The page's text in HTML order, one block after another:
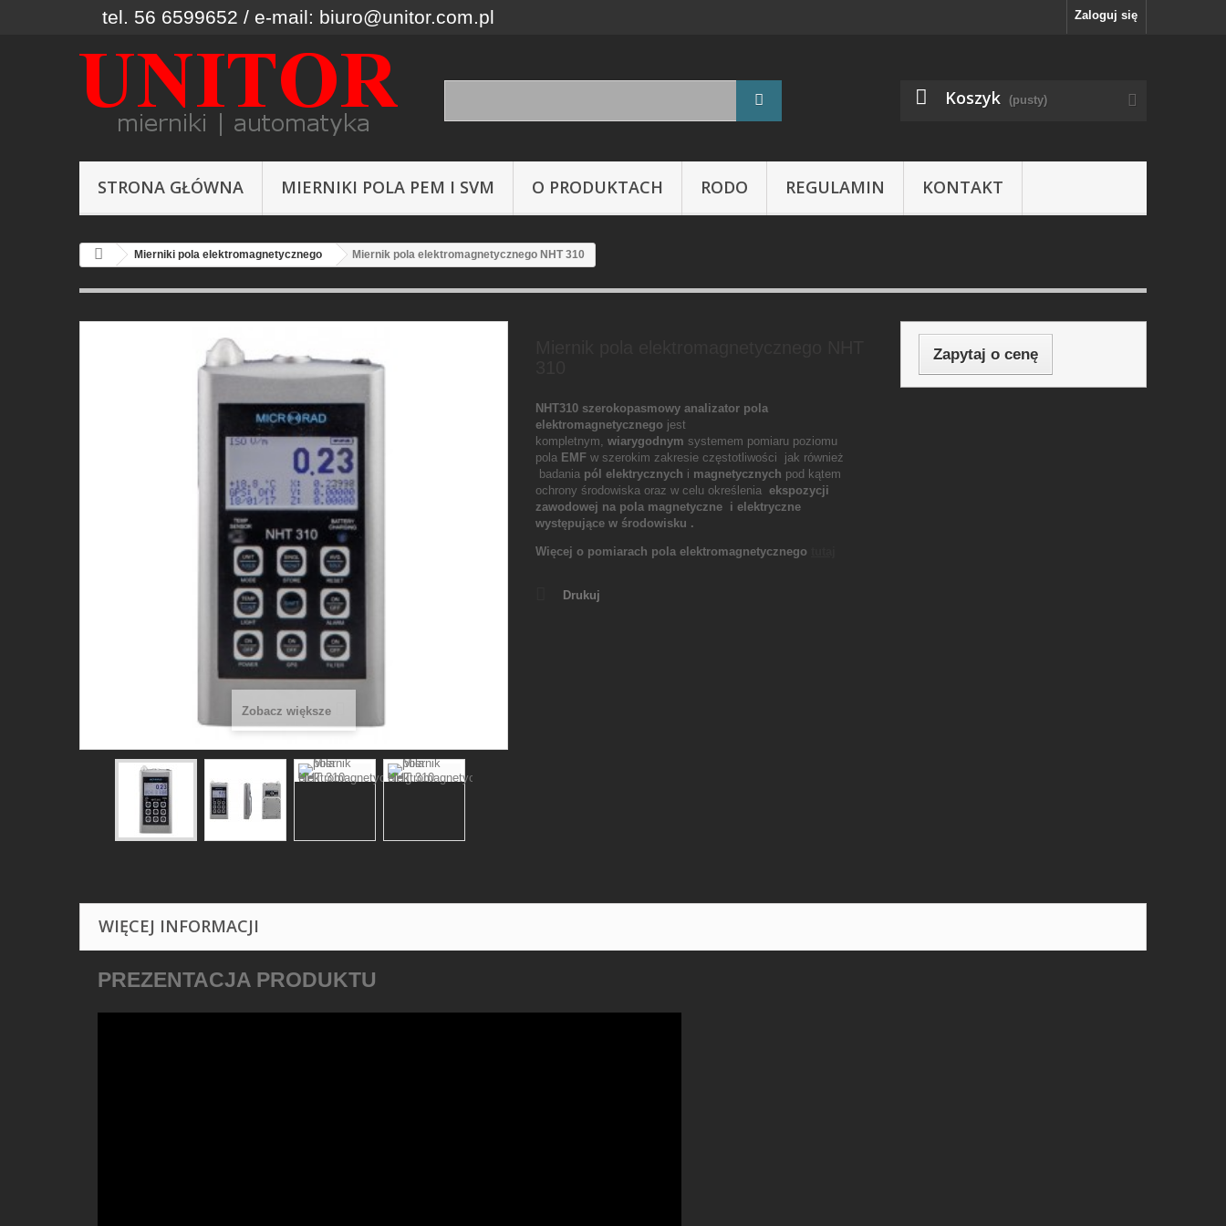
tel. 56 6599652 / e-mail: biuro@unitor.com.pl Zaloguj się
Koszyk (pusty)
STRONA GŁÓWNA MIERNIKI POLA PEM I SVM O PRODUKTACH RODO REGULAMIN KONTAKT
Mierniki pola elektromagnetycznego Miernik pola elektromagnetycznego NHT 310
Zobacz większe
NHT310 szerokopasmowy analizator pola
elektromagnetycznego jest
kompletnym, wiarygodnym systemem pomiaru poziomu
pola EMF w szerokim zakresie częstotliwości jak również
badania pól elektrycznych i magnetycznych pod kątem
ochrony środowiska oraz w celu określenia e kspozycji
zawodowej na pola magnetyczne i elektryczne
występujące w środowisku .
Więcej o pomiarach pola elektromagnetycznego
Drukuj
Zapytaj o cenę
WIĘCEJ INFORMACJI
PREZENTACJA PRODUKTU